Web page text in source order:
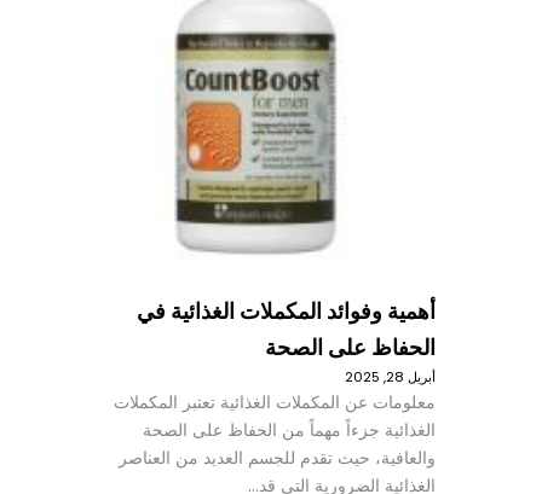
أهمية وفوائد المكملات الغذائية في
الحفاظ على الصحة
أبريل 28, 2025
معلومات عن المكملات الغذائية تعتبر المكملات
الغذائية جزءاً مهماً من الحفاظ على الصحة
والعافية، حيث تقدم للجسم العديد من العناصر
الغذائية الضرورية التي قد…